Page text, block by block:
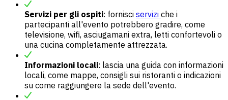
Servizi per gli ospiti: fornisci servizi che i
partecipanti all'evento potrebbero gradire, come
televisione, wifi, asciugamani extra, letti confortevoli o
una cucina completamente attrezzata.
Informazioni locali: lascia una guida con informazioni
locali, come mappe, consigli sui ristoranti o indicazioni
su come raggiungere la sede dell'evento.